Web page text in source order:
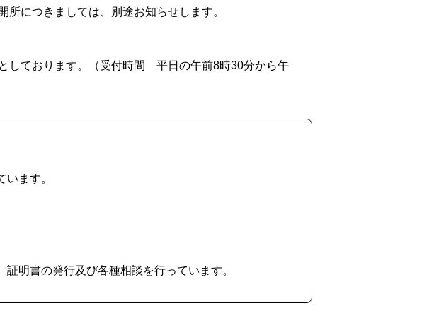
につきましては、別途お知らせします。
しております。（受付時間 平日の午前8時30分から午
ます。
明書の発行及び各種相談を行っています。